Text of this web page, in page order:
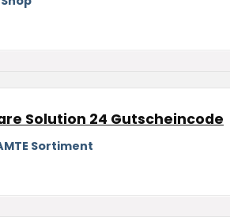
Solution 24 Gutscheincode
Sortiment